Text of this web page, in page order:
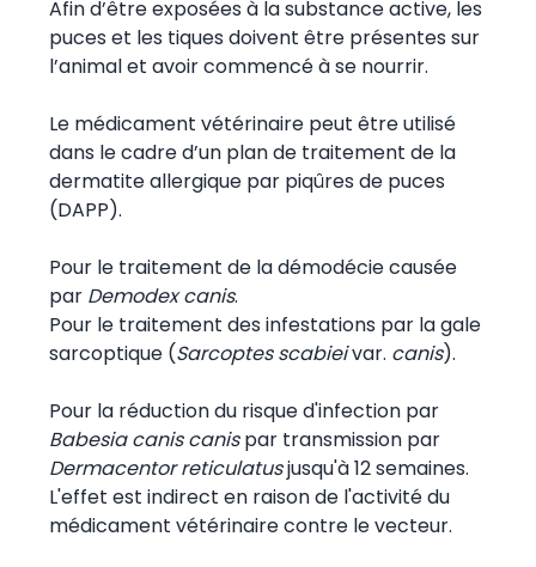
Afin d’être exposées à la substance active, les
puces et les tiques doivent être présentes sur
l’animal et avoir commencé à se nourrir.
Le médicament vétérinaire peut être utilisé
dans le cadre d’un plan de traitement de la
dermatite allergique par piqûres de puces
(DAPP).
Pour le traitement de la démodécie causée
par Demodex canis.
Pour le traitement des infestations par la gale
sarcoptique (Sarcoptes scabieivar. canis).
Pour la réduction du risque d'infection par
Babesia canis canispar transmission par
Dermacentor reticulatusjusqu'à 12 semaines.
L'effet est indirect en raison de l'activité du
médicament vétérinaire contre le vecteur.